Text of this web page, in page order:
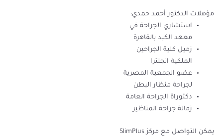
مؤهلات الدكتور أحمد حمدي:
استشاري الجراحة في
معهد الكبد بالقاهرة
زميل كلية الجراحين
الملكية انجلترا
عضو الجمعية المصرية
لجراحة منظار البطن
دكتوراة الجراحة العامة
زمالة جراحة المناظير
يمكن التواصل مع مركز SlimPlus